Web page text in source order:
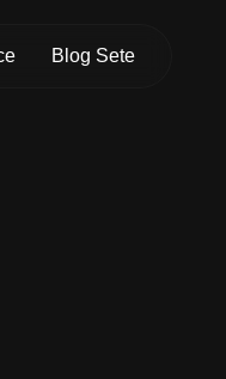
Blog Sete